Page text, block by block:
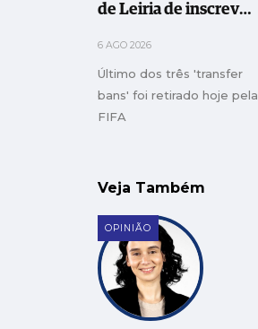
de Leiria de inscrever
6 AGO 2026
Último dos três 'transfer
bans' foi retirado hoje pela
FIFA
Veja Também
OPINIÃO